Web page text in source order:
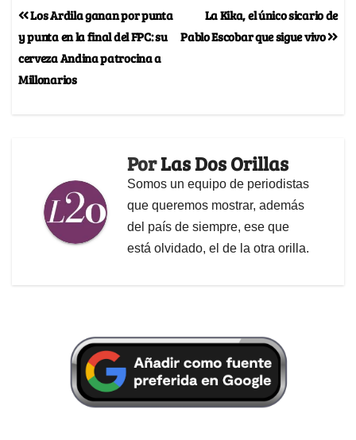
La Kika, el único sicario de
Pablo Escobar que sigue vivo
Los Ardila ganan por punta
y punta en la final del FPC: su
cerveza Andina patrocina a
Millonarios
PorLas Dos Orillas
Somos un equipo de periodistas
que queremos mostrar, además
del país de siempre, ese que
está olvidado, el de la otra orilla.